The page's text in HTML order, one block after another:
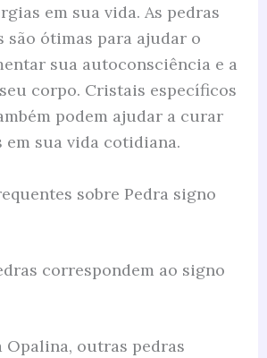
em sua vida. As pedras
são ótimas para ajudar o
sua autoconsciência e a
corpo. Cristais específicos
podem ajudar a curar
sua vida cotidiana.
sobre Pedra signo
correspondem ao signo
Opalina, outras pedras